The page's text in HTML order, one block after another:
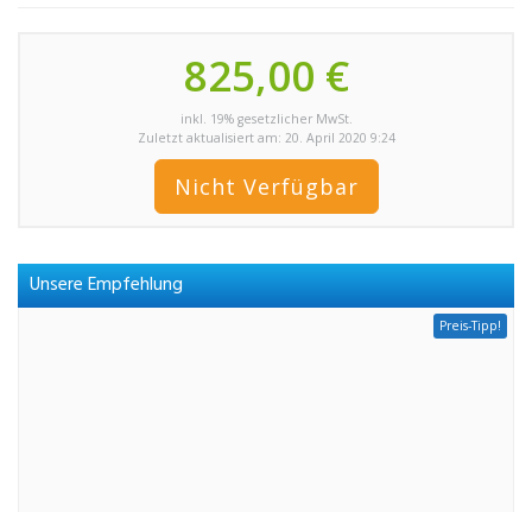
825,00 €
inkl. 19% gesetzlicher MwSt.
Zuletzt aktualisiert am: 20. April 2020 9:24
Nicht Verfügbar
Unsere Empfehlung
Preis-Tipp!